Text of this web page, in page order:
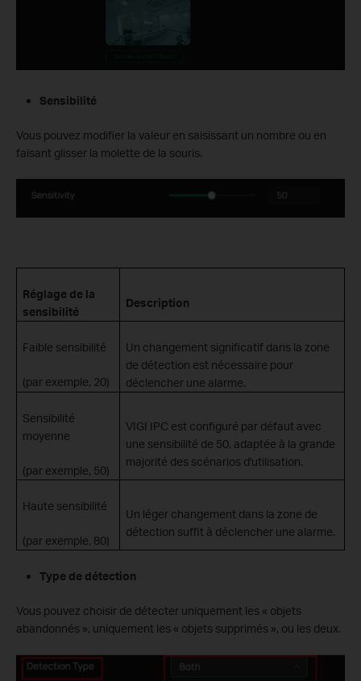
Sensibilité
Vous pouvez modifier la valeur en saisissant un nombre ou en
faisant glisser la molette de la souris.
Réglage de la
sensibilité
Description
Faible sensibilité
(par exemple, 20)
Un changement significatif dans la zone
de détection est nécessaire pour
déclencher une alarme.
Sensibilité
moyenne
(par exemple, 50)
VIGI IPC est configuré par défaut avec
une sensibilité de 50, adaptée à la grande
majorité des scénarios d'utilisation.
Haute sensibilité
(par exemple, 80)
Un léger changement dans la zone de
détection suffit à déclencher une alarme.
Type de détection
Vous pouvez choisir de détecter uniquement les « objets
abandonnés », uniquement les « objets supprimés », ou les deux.